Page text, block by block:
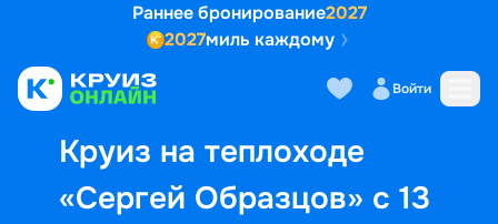
Раннее бронирование2027
2027миль каждому
Войти
Круиз на теплоходе
«Сергей Образцов» с 13
Выбор кают Маршрут и